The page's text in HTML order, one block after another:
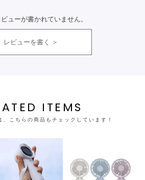
ューが書かれていません。
レビューを書く
ITEMS
、こちらの商品もチェックしています！